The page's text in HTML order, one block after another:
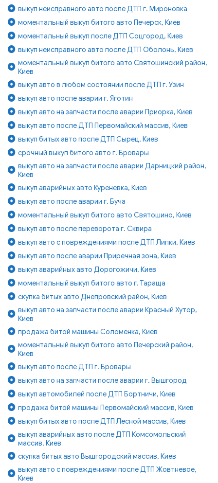
выкуп неисправного авто после ДТП г. Мироновка
моментальный выкуп битого авто Печерск, Киев
моментальный выкуп после ДТП Соцгород, Киев
выкуп неисправного авто после ДТП Оболонь, Киев
моментальный выкуп битого авто Святошинский район,
Киев
выкуп авто в любом состоянии после ДТП г. Узин
выкуп авто после аварии г. Яготин
выкуп авто на запчасти после аварии Приорка, Киев
выкуп авто после ДТП Первомайский массив, Киев
выкуп битых авто после ДТП Сырец, Киев
срочный выкуп битого авто г. Бровары
выкуп авто на запчасти после аварии Дарницкий район,
Киев
выкуп аварийных авто Куреневка, Киев
выкуп авто после аварии г. Буча
моментальный выкуп битого авто Святошино, Киев
выкуп авто после переворота г. Сквира
выкуп авто с повреждениями после ДТП Липки, Киев
выкуп авто после аварии Приречная зона, Киев
выкуп аварийных авто Дорогожичи, Киев
моментальный выкуп битого авто г. Тараща
скупка битых авто Днепровский район, Киев
выкуп авто на запчасти после аварии Красный Хутор,
Киев
продажа битой машины Соломенка, Киев
моментальный выкуп битого авто Печерский район,
Киев
выкуп авто после ДТП г. Бровары
выкуп авто на запчасти после аварии г. Вышгород
выкуп автомобилей после ДТП Бортничи, Киев
продажа битой машины Первомайский массив, Киев
выкуп битых авто после ДТП Лесной массив, Киев
выкуп аварийных авто после ДТП Комсомольский
массив, Киев
скупка битых авто Вышгородский массив, Киев
выкуп авто с повреждениями после ДТП Жовтневое,
Киев